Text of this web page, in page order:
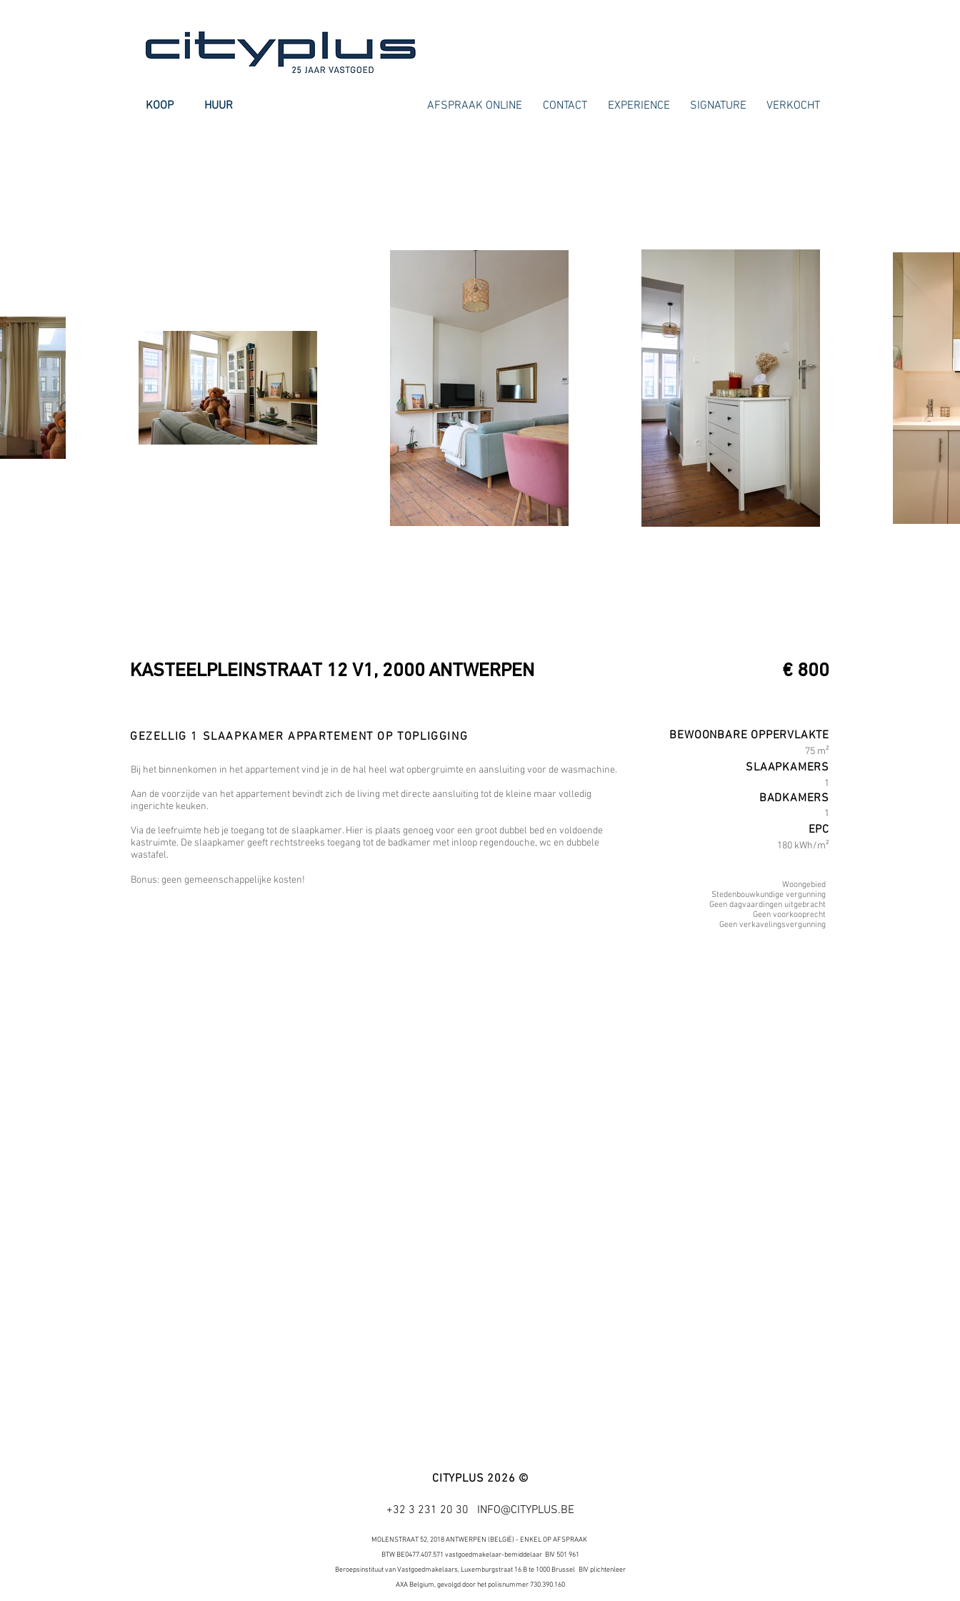
KOOP HUUR AFSPRAAK ONLINE CONTACT EXPERIENCE SIGNATURE VERKOCHT
KASTEELPLEINSTRAAT 12 V1, 2000 ANTWERPEN € 800
BEWOONBARE OPPERVLAKTE
75 m²
SLAAPKAMERS
1
BADKAMERS
1
EPC
180 kWh/m²
GEZELLIG 1 SLAAPKAMER APPARTEMENT OP TOPLIGGING
Bij het binnenkomen in het appartement vind je in de hal heel wat opbergruimte en aansluiting voor de wasmachine.
Aan de voorzijde van het appartement bevindt zich de living met directe aansluiting tot de kleine maar volledig
ingerichte keuken.
Via de leefruimte heb je toegang tot de slaapkamer. Hier is plaats genoeg voor een groot dubbel bed en voldoende
kastruimte. De slaapkamer geeft rechtstreeks toegang tot de badkamer met inloop regendouche, wc en dubbele
wastafel.
Bonus: geen gemeenschappelijke kosten!
Woongebied
Stedenbouwkundige vergunning
Geen dagvaardingen uitgebracht
Geen voorkooprecht
Geen verkavelingsvergunning
CITYPLUS 2026 ©
+32 3 231 20 30 INFO@CITYPLUS.BE
MOLENSTRAAT 52, 2018 ANTWERPEN (BELGIË) - ENKEL OP AFSPRAAK
BTW BE0477.407.571 vastgoedmakelaar-bemiddelaar BIV 501 961
Beroepsinstituut van Vastgoedmakelaars, Luxemburgstraat 16 B te 1000 Brussel BIV plichtenleer
AXA Belgium, gevolgd door het polisnummer 730.390.160